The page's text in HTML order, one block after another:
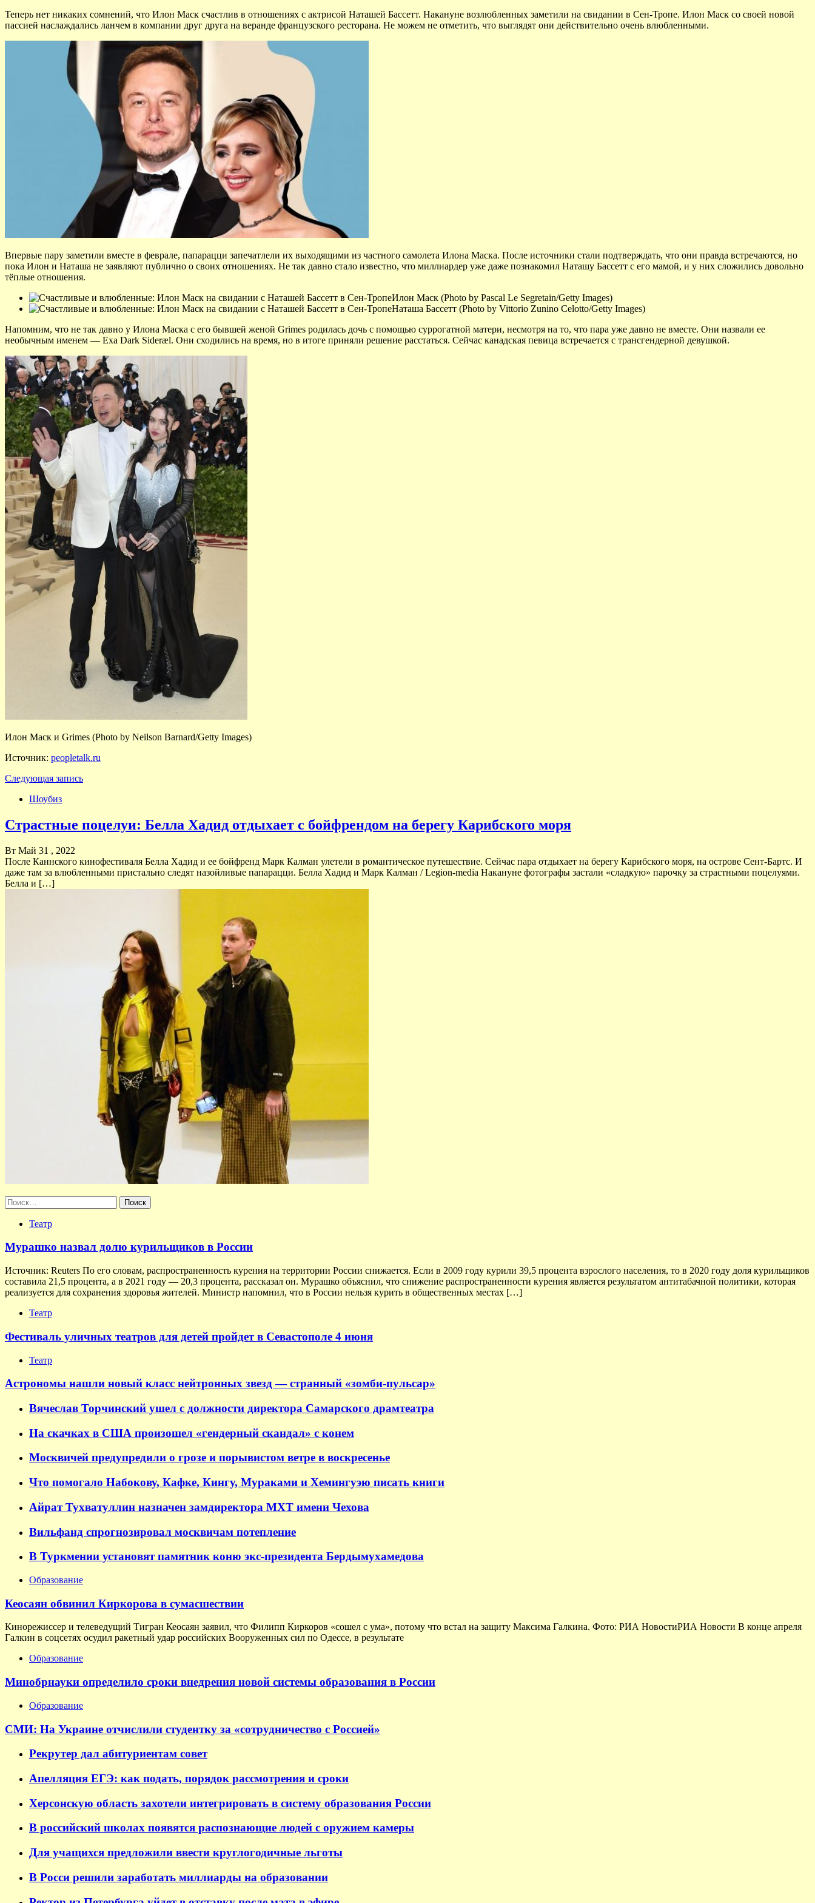
Теперь нет никаких сомнений, что Илон Маск счастлив в отношениях с актрисой Наташей Бассетт. Накануне возлюбленных заметили на свидании в Сен-Тропе. Илон Маск со своей новой
пассией наслаждались ланчем в компании друг друга на веранде французского ресторана. Не можем не отметить, что выглядят они действительно очень влюбленными.
Впервые пару заметили вместе в феврале, папарацци запечатлели их выходящими из частного самолета Илона Маска. После источники стали подтверждать, что они правда встречаются, но
пока Илон и Наташа не заявляют публично о своих отношениях. Не так давно стало известно, что миллиардер уже даже познакомил Наташу Бассетт с его мамой, и у них сложились довольно
тёплые отношения.
Илон Маск (Photo by Pascal Le Segretain/Getty Images)
Наташа Бассетт (Photo by Vittorio Zunino Celotto/Getty Images)
Напомним, что не так давно у Илона Маска с его бывшей женой Grimes родилась дочь с помощью суррогатной матери, несмотря на то, что пара уже давно не вместе. Они назвали ее
необычным именем — Exa Dark Sideræl. Они сходились на время, но в итоге приняли решение расстаться. Сейчас канадская певица встречается с трансгендерной девушкой.
Илон Маск и Grimes (Photo by Neilson Barnard/Getty Images)
Источник: peopletalk.ru
Следующая запись
Шоубиз
Страстные поцелуи: Белла Хадид отдыхает с бойфрендом на берегу Карибского моря
Вт Май 31 , 2022
После Каннского кинофестиваля Белла Хадид и ее бойфренд Марк Калман улетели в романтическое путешествие. Сейчас пара отдыхает на берегу Карибского моря, на острове Сент-Бартс. И
даже там за влюбленными пристально следят назойливые папарацци. Белла Хадид и Марк Калман / Legion-media Накануне фотографы застали «сладкую» парочку за страстными поцелуями.
Белла и […]
Найти:
Театр
Мурашко назвал долю курильщиков в России
Источник: Reuters По его словам, распространенность курения на территории России снижается. Если в 2009 году курили 39,5 процента взрослого населения, то в 2020 году доля курильщиков
составила 21,5 процента, а в 2021 году — 20,3 процента, рассказал он. Мурашко объяснил, что снижение распространенности курения является результатом антитабачной политики, которая
реализуется для сохранения здоровья жителей. Министр напомнил, что в России нельзя курить в общественных местах […]
Театр
Фестиваль уличных театров для детей пройдет в Севастополе 4 июня
Театр
Астрономы нашли новый класс нейтронных звезд — странный «зомби-пульсар»
Вячеслав Торчинский ушел с должности директора Самарского драмтеатра
На скачках в США произошел «гендерный скандал» с конем
Москвичей предупредили о грозе и порывистом ветре в воскресенье
Что помогало Набокову, Кафке, Кингу, Мураками и Хемингуэю писать книги
Айрат Тухватуллин назначен замдиректора МХТ имени Чехова
Вильфанд спрогнозировал москвичам потепление
В Туркмении установят памятник коню экс-президента Бердымухамедова
Образование
Кеосаян обвинил Киркорова в сумасшествии
Кинорежиссер и телеведущий Тигран Кеосаян заявил, что Филипп Киркоров «сошел с ума», потому что встал на защиту Максима Галкина. Фото: РИА НовостиРИА Новости В конце апреля
Галкин в соцсетях осудил ракетный удар российских Вооруженных сил по Одессе, в результате
Образование
Минобрнауки определило сроки внедрения новой системы образования в России
Образование
СМИ: На Украине отчислили студентку за «сотрудничество с Россией»
Рекрутер дал абитуриентам совет
Апелляция ЕГЭ: как подать, порядок рассмотрения и сроки
Херсонскую область захотели интегрировать в систему образования России
В российский школах появятся распознающие людей с оружием камеры
Для учащихся предложили ввести круглогодичные льготы
В Росси решили заработать миллиарды на образовании